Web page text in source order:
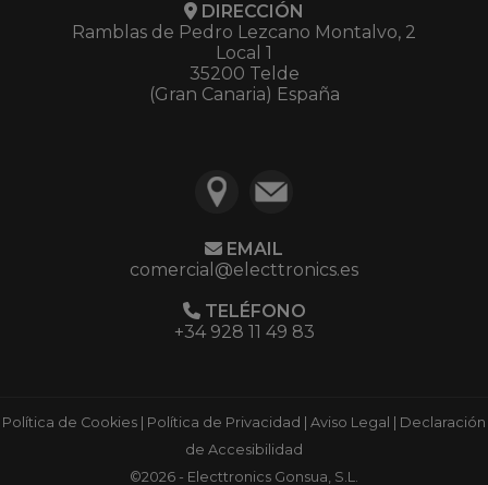
DIRECCIÓN
Ramblas de Pedro Lezcano Montalvo, 2
Local 1
35200 Telde
(Gran Canaria) España
EMAIL
comercial@electtronics.es
TELÉFONO
+34 928 11 49 83
Política de Cookies Política de Privacidad Aviso Legal
Declaración
de Accesibilidad
©2026 - Electtronics Gonsua, S.L.